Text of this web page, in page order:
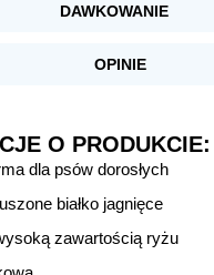
DAWKOWANIE
OPINIE
O PRODUKCIE:
dla psów dorosłych
białko jagnięce
zawartością ryżu